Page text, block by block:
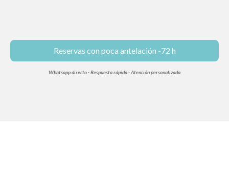
Reservas con poca antelación -72 h
Whatsapp directo · Respuesta rápida · Atención personalizada